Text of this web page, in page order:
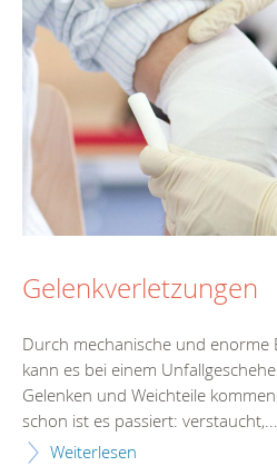
Gelenkverletzungen
Durch mechanische und enorme
kann es bei einem
Gelenken und Weichteile
schon ist es passiert: verstaucht,...
Weiterlesen